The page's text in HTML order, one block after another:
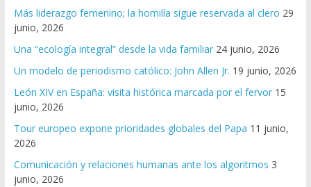
Más liderazgo femenino; la homilía sigue reservada al clero 29
junio, 2026
Una “ecología integral” desde la vida familiar 24 junio, 2026
Un modelo de periodismo católico: John Allen Jr. 19 junio, 2026
León XIV en España: visita histórica marcada por el fervor 15
junio, 2026
Tour europeo expone prioridades globales del Papa 11 junio,
2026
Comunicación y relaciones humanas ante los algoritmos 3
junio, 2026